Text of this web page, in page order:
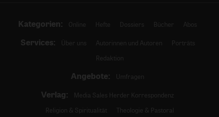
Kategorien: Online Hefte Dossiers Bücher Abos
Services: Über uns Autorinnen und Autoren
Porträts
Redaktion
Angebote: Umfragen
Verlag:
Media Sales Herder Korrespondenz
Religion & Spiritualität
Theologie & Pastoral